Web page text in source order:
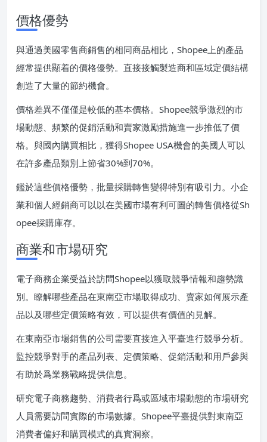
價格優勢
與通過美國零售商銷售的相同商品相比，Shopee上的產品
經常提供顯着的價格優勢。直接接觸製造商和區域定價結構
創造了大量的節約機會。
價格差異不僅僅是較低的基本價格。Shopee競爭激烈的市
場動態、頻繁的促銷活動和賣家激勵措施進一步推低了價
格。與國內購買相比，獲得Shopee USA機會的美國人可以
在許多產品類別上節省30%到70%。
鑑於這些價格優勢，批量採購轉售變得特別有吸引力。小企
業和個人經銷商可以以在美國市場有利可圖的轉售價格從Sh
opee採購庫存。
商業和市場研究
電子商務企業受益於訪問Shopee以獲取競爭情報和趨勢識
別。瞭解哪些產品在東南亞市場取得成功、賣家如何展示產
品以及哪些定價策略有效，可以提供有價值的見解。
在東南亞市場銷售的公司需要直接進入平臺進行競爭分析。
監控競爭對手的產品列表、定價策略、促銷活動和用戶參與
有助於爲業務戰略提供信息。
研究電子商務趨勢、消費者行爲或區域市場動態的市場研究
人員需要訪問實際的市場數據。Shopee平臺提供對東南亞
消費者偏好和購買模式的真實洞察。